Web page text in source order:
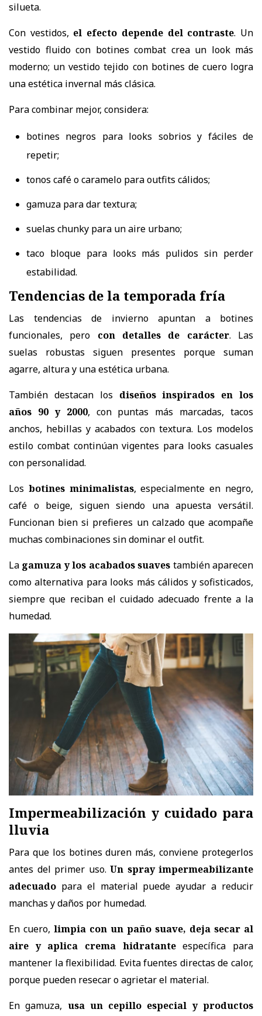
silueta.
Con vestidos, el efecto depende del contraste. Un
vestido fluido con botines combat crea un look más
moderno; un vestido tejido con botines de cuero logra
una estética invernal más clásica.
Para combinar mejor, considera:
botines negros para looks sobrios y fáciles de
repetir;
tonos café o caramelo para outfits cálidos;
gamuza para dar textura;
suelas chunky para un aire urbano;
taco bloque para looks más pulidos sin perder
estabilidad.
Tendencias de la temporada fría
Las tendencias de invierno apuntan a botines
funcionales, pero con detalles de carácter. Las
suelas robustas siguen presentes porque suman
agarre, altura y una estética urbana.
También destacan los diseños inspirados en los
años 90 y 2000, con puntas más marcadas, tacos
anchos, hebillas y acabados con textura. Los modelos
estilo combat continúan vigentes para looks casuales
con personalidad.
Los botines minimalistas, especialmente en negro,
café o beige, siguen siendo una apuesta versátil.
Funcionan bien si prefieres un calzado que acompañe
muchas combinaciones sin dominar el outfit.
La gamuza y los acabados suaves también aparecen
como alternativa para looks más cálidos y sofisticados,
siempre que reciban el cuidado adecuado frente a la
humedad.
Impermeabilización y cuidado para
lluvia
Para que los botines duren más, conviene protegerlos
antes del primer uso. Un spray impermeabilizante
adecuado para el material puede ayudar a reducir
manchas y daños por humedad.
En cuero, limpia con un paño suave, deja secar al
aire y aplica crema hidratanteespecífica para
mantener la flexibilidad. Evita fuentes directas de calor,
porque pueden resecar o agrietar el material.
En gamuza, usa un cepillo especial y productos